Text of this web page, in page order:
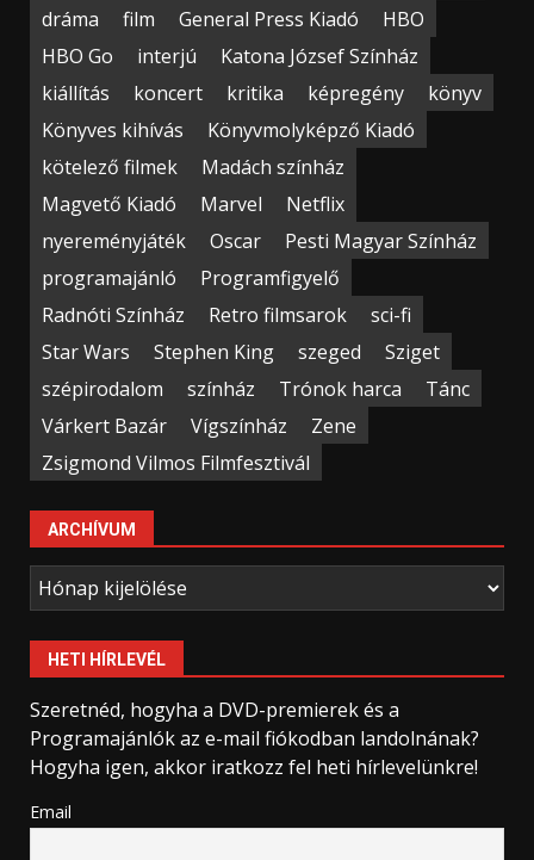
dráma
film General Press Kiadó
HBO
HBO Go
interjú
Katona József Színház
kiállítás
koncert kritika képregény
könyv
Könyves kihívás
Könyvmolyképző Kiadó
kötelező filmek
Madách színház
Magvető Kiadó
Marvel
Netflix
nyereményjáték
Oscar
Pesti Magyar Színház
programajánló
Programfigyelő
Radnóti Színház
Retro filmsarok
sci-fi
Star Wars
Stephen King szeged
Sziget
szépirodalom
színház Trónok harca
Tánc
Várkert Bazár
Vígszínház
Zene
Zsigmond Vilmos Filmfesztivál
ARCHÍVUM
Archívum
HETI HÍRLEVÉL
Szeretnéd, hogyha a DVD-premierek és a
Programajánlók az e-mail fiókodban landolnának?
Hogyha igen, akkor iratkozz fel heti hírlevelünkre!
Email